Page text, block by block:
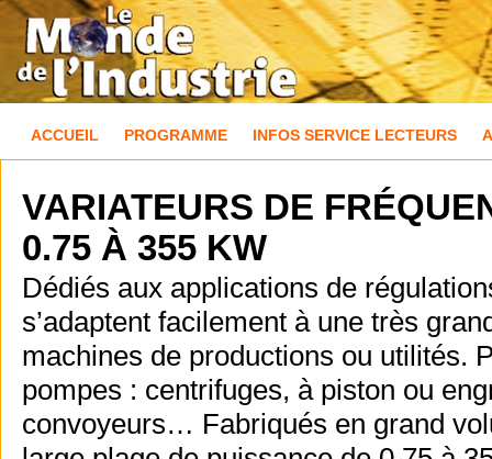
ACCUEIL PROGRAMME INFOS SERVICE LECTEURS
VARIATEURS DE
0.75 À 355 KW
Dédiés aux applications de
s’adaptent facilement à une très
machines de productions ou utilités.
pompes : centrifuges, à piston ou
convoyeurs… Fabriqués en grand